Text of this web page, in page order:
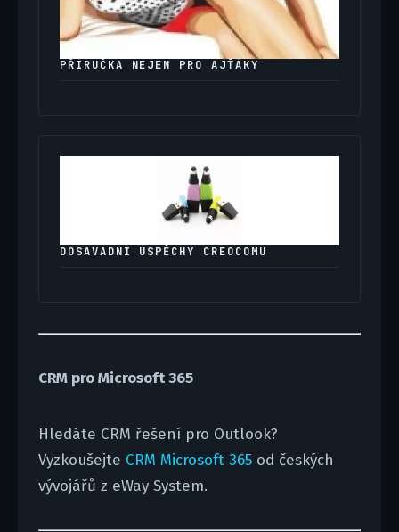
PŘÍRUČKA NEJEN PRO AJŤÁKY
DOSAVADNÍ ÚSPĚCHY CREOCOMU
CRM pro Microsoft 365
Hledáte CRM řešení pro Outlook?
Vyzkoušejte CRM Microsoft 365od českých
vývojářů z eWay System.